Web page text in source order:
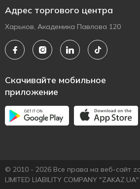
Адрес торгового центра
Харьков, Академика Павлова 120
Скачивайте мобильное
приложение
© 2010 - 2026 Все права на веб-сайт
LIMITED LIABILITY COMPANY "ZAKAZ.UA"